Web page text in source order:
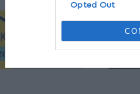
Opted Out